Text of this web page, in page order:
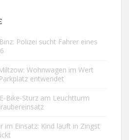
Polizei sucht Fahrer eines
Wohnwagen im Wert
entwendet
Bike-Sturz am Leuchtturm
im Einsatz: Kind läuft in Zingst